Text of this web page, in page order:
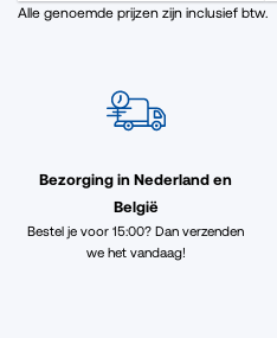
Alle genoemde prijzen zijn inclusief btw.
Bezorging in Nederland en
België
Bestel je voor 15:00? Dan verzenden
we het vandaag!